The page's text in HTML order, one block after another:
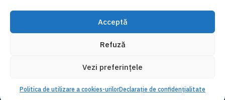
Acceptă
Refuză
Vezi preferințele
Politica de utilizare a cookies-urilorDeclarație de confidențialitate
Facultatea de Teologie Ortodoxă, 2026, toate